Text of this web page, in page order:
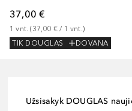
37,00 €
1 vnt. (37,00 € / 1 vnt.)
TIK DOUGLAS
DOVANA
Užsisakyk DOUGLAS